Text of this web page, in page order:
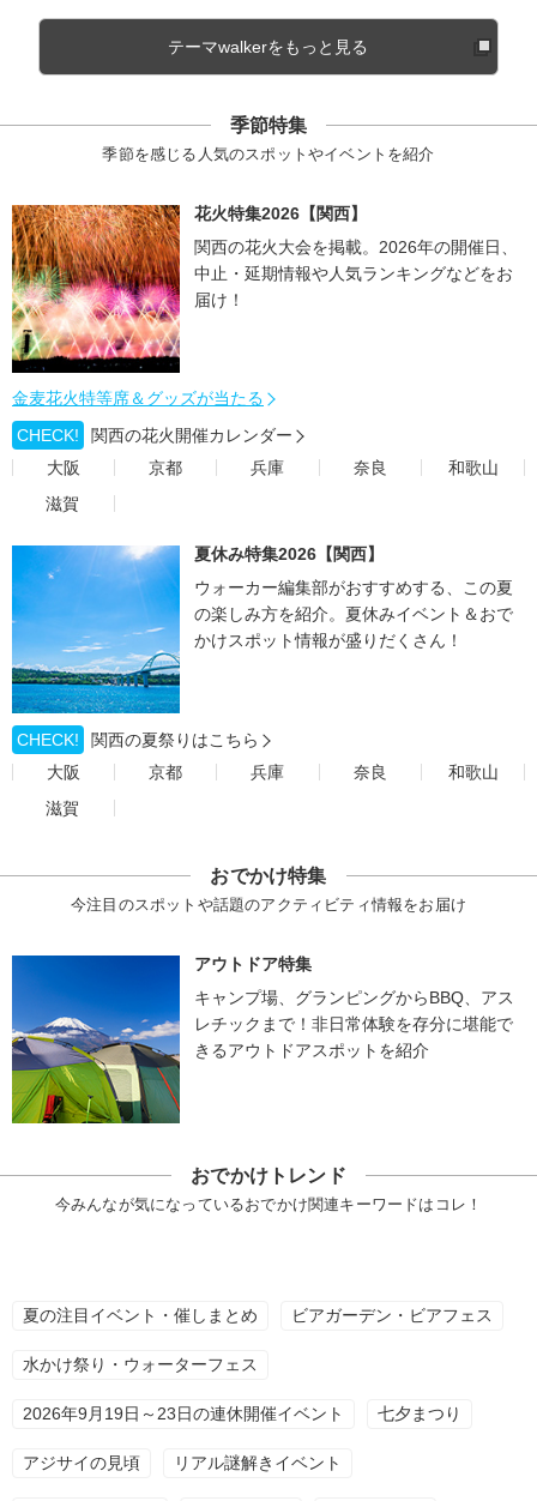
テーマwalkerをもっと見る
季節特集
季節を感じる人気のスポットやイベントを紹介
花火特集2026【関西】
関西の花火大会を掲載。2026年の開催日、
中止・延期情報や人気ランキングなどをお
届け！
金麦花火特等席＆グッズが当たる
CHECK!
関西の花火開催カレンダー
大阪
京都 兵庫 奈良
和歌山
滋賀
夏休み特集2026【関西】
ウォーカー編集部がおすすめする、この夏
の楽しみ方を紹介。夏休みイベント＆おで
かけスポット情報が盛りだくさん！
CHECK!
関西の夏祭りはこちら
大阪
京都 兵庫 奈良
和歌山
滋賀
おでかけ特集
今注目のスポットや話題のアクティビティ情報をお届け
アウトドア特集
キャンプ場、グランピングからBBQ、アス
レチックまで！非日常体験を存分に堪能で
きるアウトドアスポットを紹介
おでかけトレンド
今みんなが気になっているおでかけ関連キーワードはコレ！
夏の注目イベント・催しまとめ ビアガーデン・ビアフェス
水かけ祭り・ウォーターフェス
2026年9月19日～23日の連休開催イベント 七夕まつり
アジサイの見頃 リアル謎解きイベント